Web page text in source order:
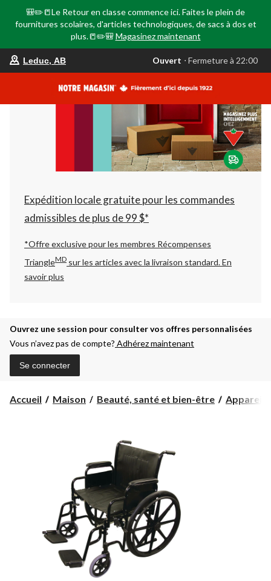
🎒✏️📒Le Retour en classe commence ici. Faites le plein de
fournitures scolaires, d'articles technologiques, de sacs à dos et
plus.📒✏️🎒 Magasinez maintenant
votre
est
AB,
Ouvert,
Fermeture
à
22:00
changer
Leduc, AB Ouvert ⋅ Fermeture à 22:00
Expédition locale gratuite pour les commandes
admissibles de plus de 99 $*
*Offre exclusive pour les membres Récompenses
TriangleMD sur les articles avec la livraison standard.En
savoir plus
Ouvrez une session pour consulter vos offres personnalisées
Vous n’avez pas de compte? Adhérez maintenant
Se connecter
Accueil Maison Beauté, santé et bien-être Appareils